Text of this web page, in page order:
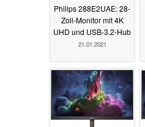
Philips 288E2UAE: 28-
Zoll-Monitor mit 4K
UHD und USB-3.2-Hub
21.01.2021